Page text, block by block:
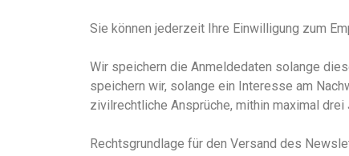
Sie können jederzeit Ihre Einwilligung zum
Wir speichern die Anmeldedaten solange
speichern wir, solange ein Interesse am
zivilrechtliche Ansprüche, mithin maximal drei
Rechtsgrundlage für den Versand des